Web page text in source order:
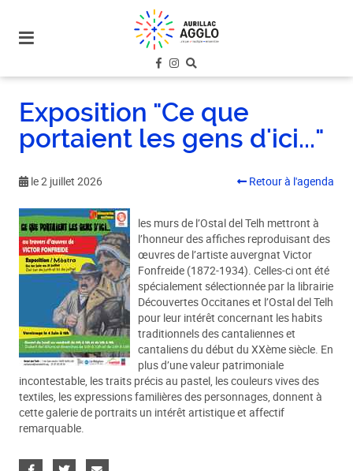
site
menu
aller au
contenu
Exposition "Ce que
portaient les gens d'ici..."
le 2 juillet 2026 Retour à l'agenda
les murs de l’Ostal del Telh mettront à
l’honneur des affiches reproduisant des
œuvres de l’artiste auvergnat Victor
Fonfreide (1872-1934). Celles-ci ont été
spécialement sélectionnée par la librairie
Découvertes Occitanes et l’Ostal del Telh
pour leur intérêt concernant les habits
traditionnels des cantaliennes et
cantaliens du début du XXème siècle. En
plus d’une valeur patrimoniale
incontestable, les traits précis au pastel, les couleurs vives des
textiles, les expressions familières des personnages, donnent à
cette galerie de portraits un intérêt artistique et affectif
remarquable.